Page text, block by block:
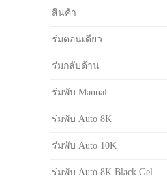
สินค้า
ร่มตอนเดียว
ร่มกลับด้าน
ร่มพับ Manual
ร่มพับ Auto 8K
ร่มพับ Auto 10K
ร่มพับ Auto 8K Black Gel